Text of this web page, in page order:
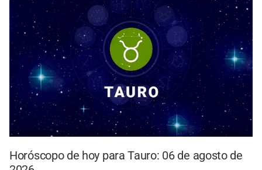
Horóscopo de hoy para Tauro: 06 de agosto de